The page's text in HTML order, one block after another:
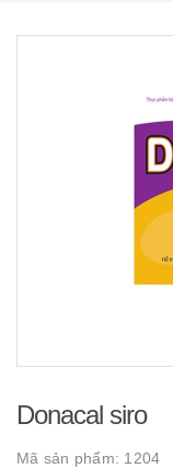
Donacal siro
Mã sản phẩm: 1204